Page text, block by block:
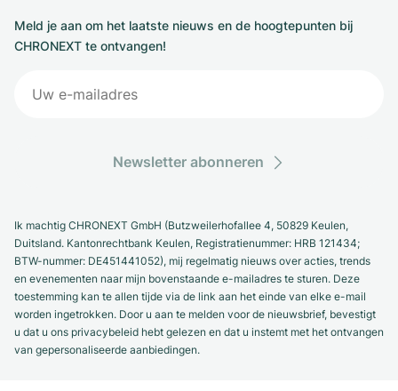
Meld je aan om het laatste nieuws en de hoogtepunten bij
CHRONEXT te ontvangen!
Newsletter abonneren
Ik machtig CHRONEXT GmbH (Butzweilerhofallee 4, 50829 Keulen,
Duitsland. Kantonrechtbank Keulen, Registratienummer: HRB 121434;
BTW-nummer: DE451441052), mij regelmatig nieuws over acties, trends
en evenementen naar mijn bovenstaande e-mailadres te sturen. Deze
toestemming kan te allen tijde via de link aan het einde van elke e-mail
worden ingetrokken. Door u aan te melden voor de nieuwsbrief, bevestigt
u dat u ons privacybeleid hebt gelezen en dat u instemt met het ontvangen
van gepersonaliseerde aanbiedingen.